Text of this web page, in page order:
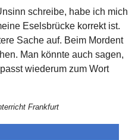
schreibe, habe ich mich
Eselsbrücke korrekt ist.
Sache auf. Beim Mordent
Man könnte auch sagen,
wiederum zum Wort
Frankfurt